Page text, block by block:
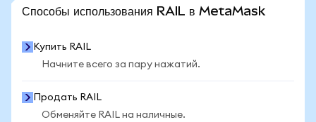
Способы использования RAIL в MetaMask
Купить RAIL
Начните всего за пару нажатий.
Продать RAIL
Обменяйте RAIL на наличные.